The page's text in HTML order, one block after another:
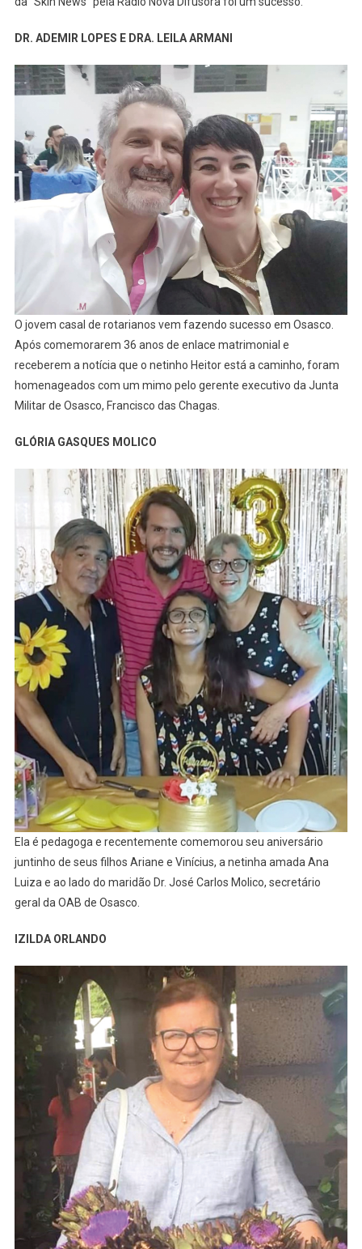
DR. ADEMIR LOPES E DRA. LEILA ARMANI
O jovem casal de rotarianos vem fazendo sucesso em Osasco.
Após comemorarem 36 anos de enlace matrimonial e
receberem a notícia que o netinho Heitor está a caminho, foram
homenageados com um mimo pelo gerente executivo da Junta
Militar de Osasco, Francisco das Chagas.
GLÓRIA GASQUES MOLICO
Ela é pedagoga e recentemente comemorou seu aniversário
juntinho de seus filhos Ariane e Vinícius, a netinha amada Ana
Luiza e ao lado do maridão Dr. José Carlos Molico, secretário
geral da OAB de Osasco.
IZILDA ORLANDO